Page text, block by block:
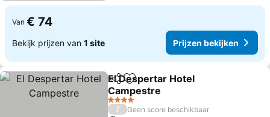
Van € 74
Bekijk prijzen van 1 site Prijzen bekijken
DelenToevoegen aan favorieten
El Despertar Hotel
Campestre
4 Sterren
/
Geen score beschikbaar